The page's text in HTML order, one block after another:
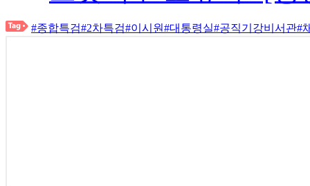
#종합특검#2차특검#이시원#대통령실#공직기강비서관#